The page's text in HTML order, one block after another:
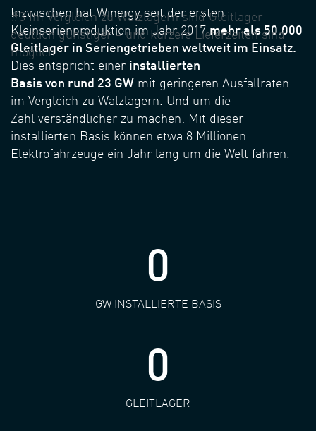
#3 Im Vergleich zu Wälzlagern sind Gleitlager
deutlich günstiger – und kürzere Lieferzeiten sind
möglich.
Inzwischen hat Winergy seit der ersten
Kleinserienproduktion im Jahr 2017mehr als 50.000
Gleitlager in Seriengetrieben weltweit im Einsatz.
Dies entspricht einer installierten
Basis von rund 23 GW mit geringeren Ausfallraten
im Vergleich zu Wälzlagern. Und um die
Zahl verständlicher zu machen: Mit dieser
installierten Basis können etwa 8 Millionen
Elektrofahrzeuge ein Jahr lang um die Welt fahren.
0
GW INSTALLIERTE BASIS
0
GLEITLAGER